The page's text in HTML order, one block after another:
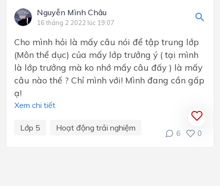
Nguyễn Mình Châu
16 tháng 2 2022 lúc 19:07
Cho mình hỏi là mấy câu nói để tập trung lớp
(Môn thể dục) của mấy lớp trưởng ý ( tại mình
là lớp trưởng mà ko nhớ mấy câu đấy ) là mấy
câu nào thế ? Chỉ mình với! Mình đang cần gấp
ạ!
Xem chi tiết
Lớp 5 Hoạt động trải nghiệm
6 0